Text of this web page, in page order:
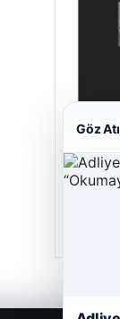
Hastaş
26/05/
Göz